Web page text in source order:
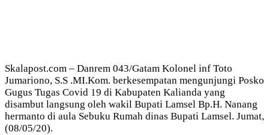
Skalapost.com – Danrem 043/Gatam Kolonel inf Toto
Jumariono, S.S .MI.Kom. berkesempatan mengunjungi Posko
Gugus Tugas Covid 19 di Kabupaten Kalianda yang
disambut langsung oleh wakil Bupati Lamsel Bp.H. Nanang
hermanto di aula Sebuku Rumah dinas Bupati Lamsel. Jumat,
(08/05/20).